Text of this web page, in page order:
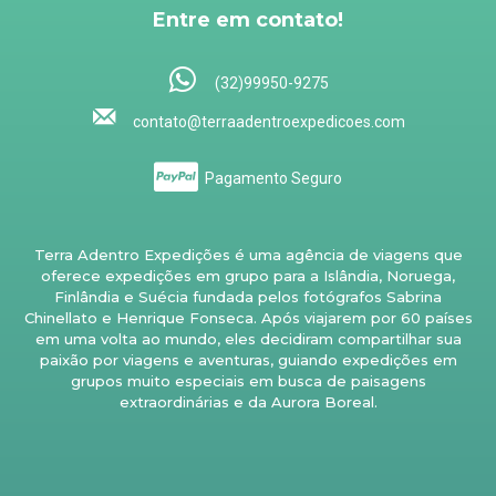
Entre em contato!
(32)99950-9275
contato@terraadentroexpedicoes.com
Pagamento Seguro
Terra Adentro Expedições é uma agência de viagens que
oferece expedições em grupo para a Islândia, Noruega,
Finlândia e Suécia fundada pelos fotógrafos Sabrina
Chinellato e Henrique Fonseca. Após viajarem por 60 países
em uma volta ao mundo, eles decidiram compartilhar sua
paixão por viagens e aventuras, guiando expedições em
grupos muito especiais em busca de paisagens
extraordinárias e da Aurora Boreal.